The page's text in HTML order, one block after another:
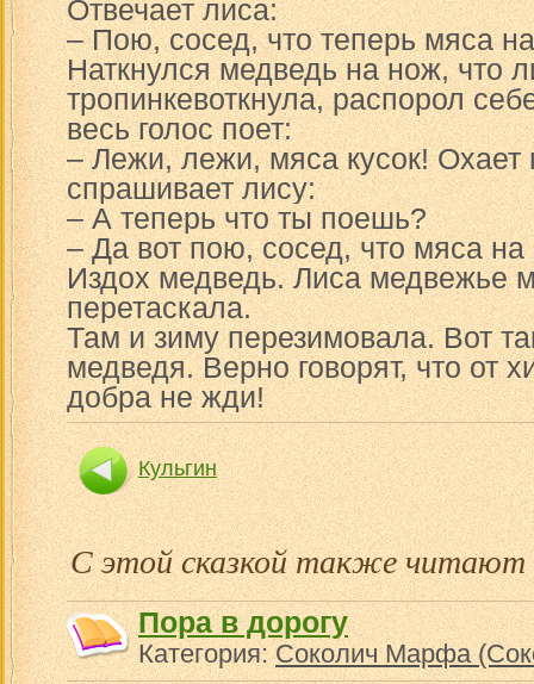
Отвечает лиса:
– Пою, сосед, что теперь мяса
Наткнулся медведь на нож, что
тропинкевоткнула, распорол
весь голос поет:
– Лежи, лежи, мяса кусок! Охает
спрашивает лису:
– А теперь что ты поешь?
– Да вот пою, сосед, что мяса
Издох медведь. Лиса медвежье
перетаскала.
Там и зиму перезимовала. Вот
медведя. Верно говорят, что от
добра не жди!
Кульгин
С этой сказкой также читают
Пора в дорогу
Категория:Соколич Марфа